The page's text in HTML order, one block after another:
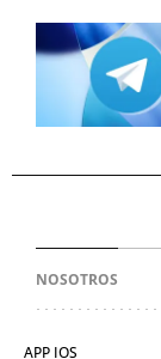
NOSOTROS
APP IOS